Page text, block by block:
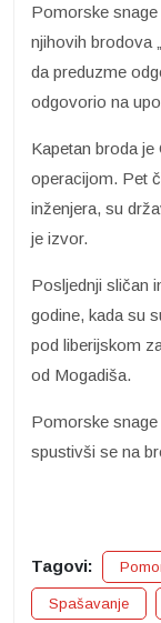
Pomorske snage
njihovih brodova
da preduzme
odgovorio na
Kapetan broda
operacijom. Pet
inženjera, su
je izvor.
Posljednji sličan
godine, kada su
pod liberijskom
od Mogadiša.
Pomorske
spustivši se na
Tagovi:
Spašavanje